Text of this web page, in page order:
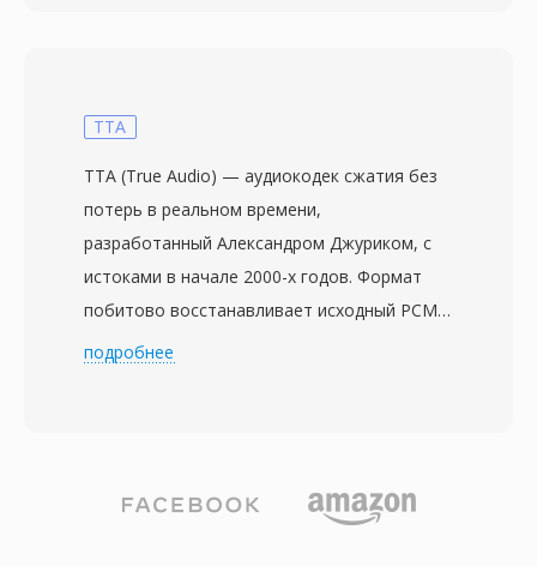
сырое аудио в кодировке A-law с частотой
стандартов цифровой телефонии. При
скорости 8000 байт в секунду одна минута
записи занимает всего 480 КБ, что было
критически важно, учитывая, что
устройства Psion хранили данные на SRAM-
картах объёмом обычно от 128 КБ до 2 МБ.
разборчивости, а не высококачественному
воспроизведению. Файлы WVE можно
TTA
TTA (True Audio) — аудиокодек сжатия без
потерь в реальном времени,
разработанный Александром Джуриком, с
истоками в начале 2000-х годов. Формат
побитово восстанавливает исходный PCM-
поток при декодировании, гарантируя, что
битных целочисленных сэмплов, подходя
подробнее